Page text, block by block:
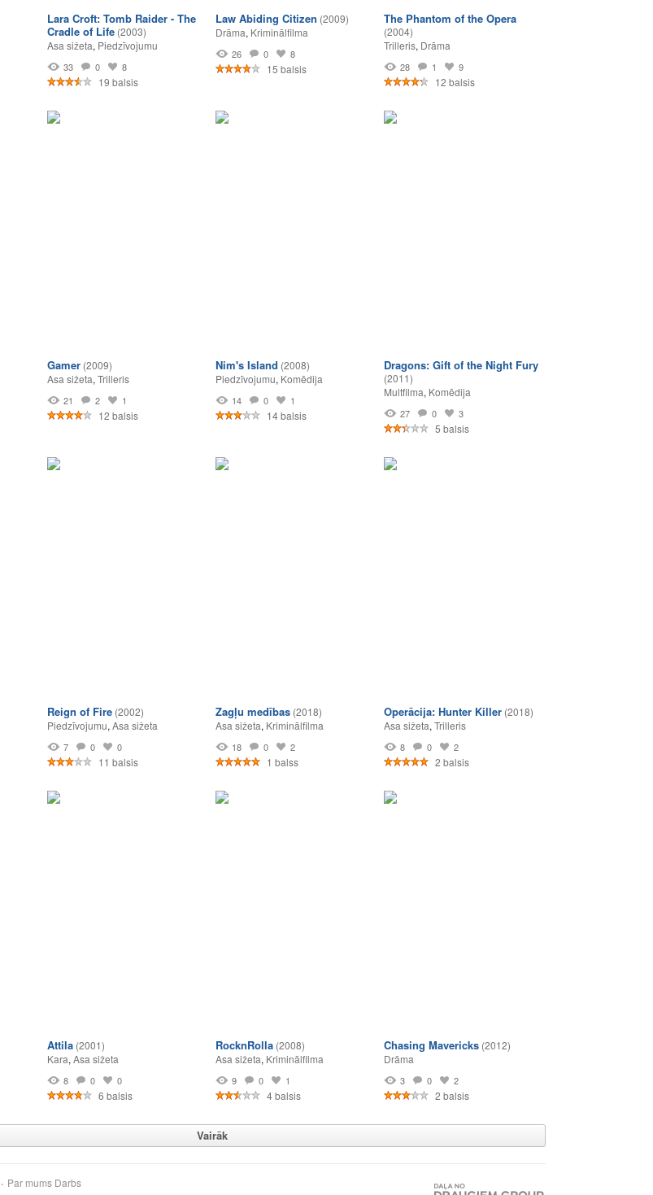
Lara Croft: Tomb Raider - The
Cradle of Life (2003)
Asa sižeta, Piedzīvojumu
33 0 8
19 balsis
Law Abiding Citizen (2009)
Drāma, Kriminālfilma
26 0 8
15 balsis
The Phantom of the Opera
(2004)
Trilleris, Drāma
28 1 9
12 balsis
Gamer (2009)
Asa sižeta, Trilleris
21 2 1
12 balsis
Nim's Island (2008)
Piedzīvojumu, Komēdija
14 0 1
14 balsis
Dragons: Gift of the Night Fury
(2011)
Multfilma, Komēdija
27 0 3
5 balsis
Reign of Fire (2002)
Piedzīvojumu, Asa sižeta
7 0 0
11 balsis
Zagļu medības (2018)
Asa sižeta, Kriminālfilma
18 0 2
1 balss
Operācija: Hunter Killer (2018)
Asa sižeta, Trilleris
8 0 2
2 balsis
Attila (2001)
Kara, Asa sižeta
8 0 0
6 balsis
RocknRolla (2008)
Asa sižeta, Kriminālfilma
9 0 1
4 balsis
Chasing Mavericks (2012)
Drāma
3 0 2
2 balsis
Vairāk
Par mums Darbs